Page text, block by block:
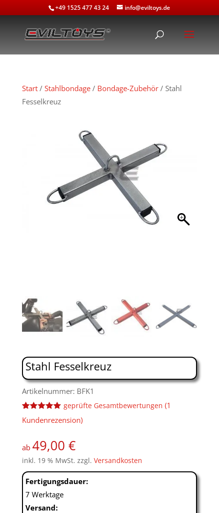
+49 1525 477 43 24 info@eviltoys.de
Start/ Stahlbondage/ Bondage-Zubehör/ Stahl
Fesselkreuz
Stahl Fesselkreuz
Artikelnummer: BFK1
Bewertet
mit5.00
auf
1
Kundenbew
ertung
geprüfte Gesamtbewertungen (1
Kundenrezension)
ab 49,00 €
inkl. 19 % MwSt. zzgl. Versandkosten
Fertigungsdauer:
7 Werktage
Versand: